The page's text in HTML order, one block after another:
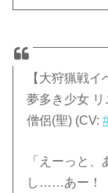
【大狩猟戦
夢多き少女 リ
僧侶(聖) (CV:
「えーっと
し……あー！